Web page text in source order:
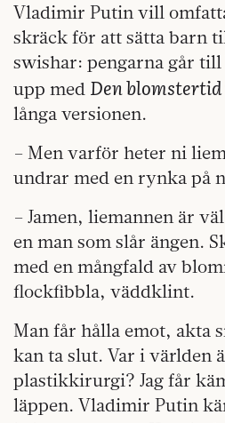
Vladimir Putin vill
skräck för att sätta barn
swishar: pengarna går
upp med Den
långa versionen.
– Men varför heter ni
undrar med en rynka på
– Jamen, liemannen är
en man som slår ängen.
med en mångfald av
flockfibbla, väddklint.
Man får hålla emot, akta
kan ta slut. Var i världen
plastikkirurgi? Jag får
läppen. Vladimir Putin